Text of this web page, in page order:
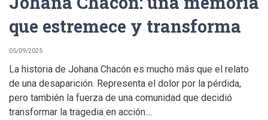
que estremece y transforma
05/09/2025
La historia de Johana Chacón es mucho más que el relato
de una desaparición. Representa el dolor por la pérdida,
pero también la fuerza de una comunidad que decidió
transformar la tragedia en acción....